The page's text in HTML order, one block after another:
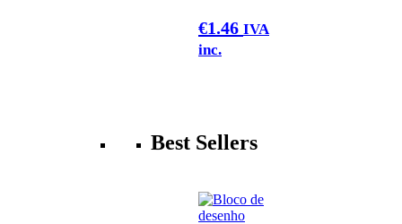
€1.46 IVA
inc.
Best Sellers